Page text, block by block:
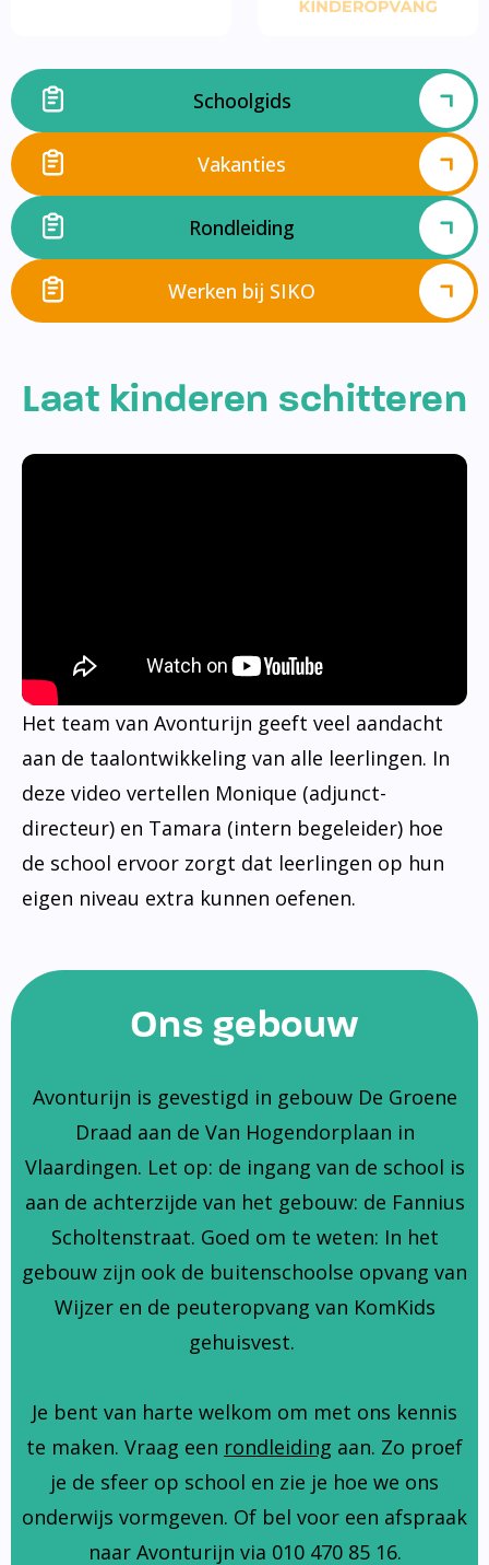
Schoolgids
Vakanties
Rondleiding
Werken bij SIKO
Laat kinderen schitteren
Het team van Avonturijn geeft veel aandacht
aan de taalontwikkeling van alle leerlingen. In
deze video vertellen Monique (adjunct-
directeur) en Tamara (intern begeleider) hoe
de school ervoor zorgt dat leerlingen op hun
eigen niveau extra kunnen oefenen.
Ons gebouw
Avonturijn is gevestigd in gebouw De Groene
Draad aan de Van Hogendorplaan in
Vlaardingen. Let op: de ingang van de school is
aan de achterzijde van het gebouw: de Fannius
Scholtenstraat. Goed om te weten: In het
gebouw zijn ook de buitenschoolse opvang van
Wijzer en de peuteropvang van KomKids
gehuisvest.
Je bent van harte welkom om met ons kennis
te maken. Vraag een rondleiding aan. Zo proef
je de sfeer op school en zie je hoe we ons
onderwijs vormgeven. Of bel voor een afspraak
naar Avonturijn via 010 470 85 16.